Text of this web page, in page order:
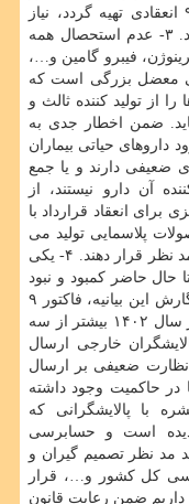
اگر از نیمی از پلاسمای ارسالی، فاکتور ۹ انعقادی تهیه گردد، نیاز
کشور به فاکتور ۹ کاملا مرتفع خواهد گردید. ۳- عدم استحصال همه
فیبرو گامین و…،
معضل بزرگی است که
از تولید کننده ثالث و
ضمن اخطار جدی به
داروهای حیاتی بیماران
ضعیفی دارند و یا جمع
آن دارو نیستند، از
برای انعقاد قرارداد با
پلاسمایی تولید می
نمایند را بعنوان یک اقدام راهبردی فوریتی مد نظر قرار دهند. ۴- یکی
بزرگترین معضلات کشور از سال ۱۴۰۰ تا حال حاضر کمبود و نبود
مقطعی فاکتور ۹ انعقادی است، در تاریخ نگارش این بیانیه، فاکتور ۹
در داروخانه های کشور نیست، در حالیکه در سال ۱۴۰۲ بیشتر از سه
۹، پلاسما به پالایشگران خارجی ارسال
ضعیفی بر ارسال
در حاکمیت وجود داشته
با پالایشگرانی که
است و حسابرسی
مد نظر تصمیم گیران و
کل کشور و…، قرار
داریم ضمن رعایت قانون